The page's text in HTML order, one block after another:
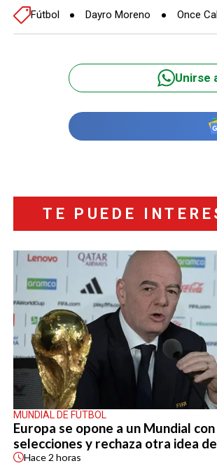
Fútbol Dayro Moreno Once
Unirse
TE PUEDE
MUNDIAL DE FÚTBOL
Europa se opone a un Mundial
selecciones y rechaza otra idea
Hace2 horas